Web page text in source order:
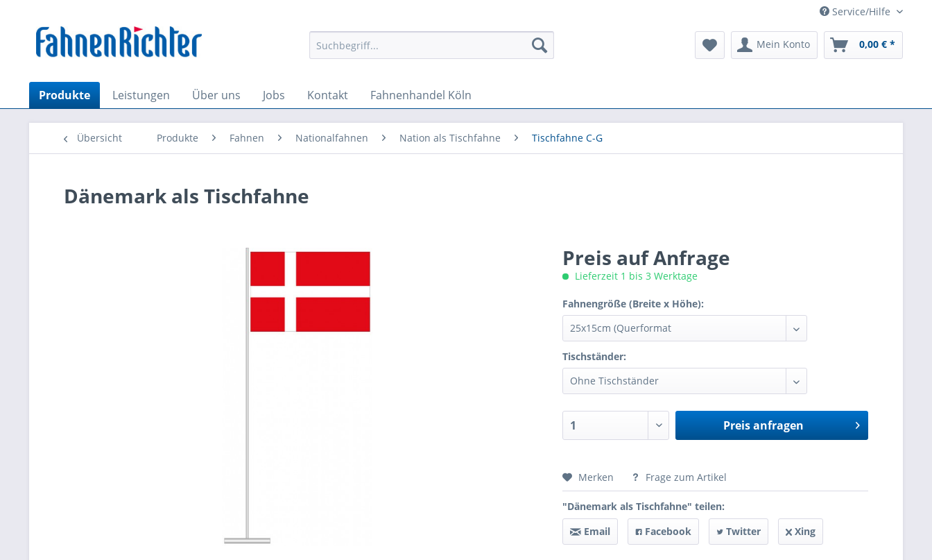
Service/Hilfe
Mein Konto 0,00 € *
Produkte Leistungen Über uns Jobs Kontakt Fahnenhandel Köln
Übersicht Produkte Fahnen Nationalfahnen Nation als Tischfahne Tischfahne C-G
Dänemark als Tischfahne
Preis auf Anfrage
Lieferzeit 1 bis 3 Werktage
Fahnengröße (Breite x Höhe):
Tischständer:
Preis anfragen
Preis anfragen
Merken Frage zum Artikel
"Dänemark als Tischfahne" teilen:
Email
Facebook Twitter Xing